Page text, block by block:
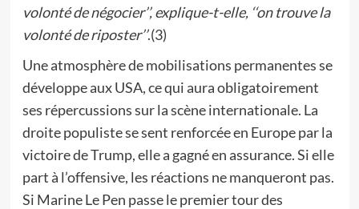
volonté de négocier’’, explique-t-elle, ‘‘on trouve la
volonté de riposter’’.(3)
Une atmosphère de mobilisations permanentes se
développe aux USA, ce qui aura obligatoirement
ses répercussions sur la scène internationale. La
droite populiste se sent renforcée en Europe par la
victoire de Trump, elle a gagné en assurance. Si elle
part à l’offensive, les réactions ne manqueront pas.
Si Marine Le Pen passe le premier tour des